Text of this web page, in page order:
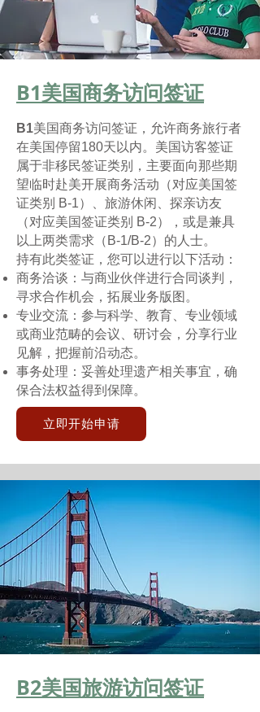
B1美国商务访问签证
B1美国商务访问签证，允许商务旅行者
在美国停留180天以内。美国访客签证
属于非移民签证类别，主要面向那些期
望临时赴美开展商务活动（对应美国签
证类别 B-1）、旅游休闲、探亲访友
（对应美国签证类别 B-2），或是兼具
以上两类需求（B-1/B-2）的人士。
持有此类签证，您可以进行以下活动：
商务洽谈：与商业伙伴进行合同谈判，
寻求合作机会，拓展业务版图。
专业交流：参与科学、教育、专业领域
或商业范畴的会议、研讨会，分享行业
见解，把握前沿动态。
事务处理：妥善处理遗产相关事宜，确
保合法权益得到保障。
立即开始申请
B2美国旅游访问签证